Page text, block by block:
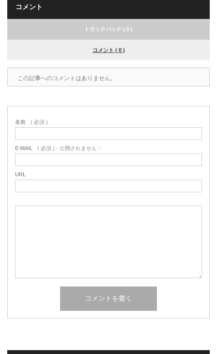
コメント
トラックバック ( 0 )
コメント ( 0 )
この記事へのコメントはありません。
名前 ( 必須 )
E-MAIL ( 必須 ) - 公開されません -
URL